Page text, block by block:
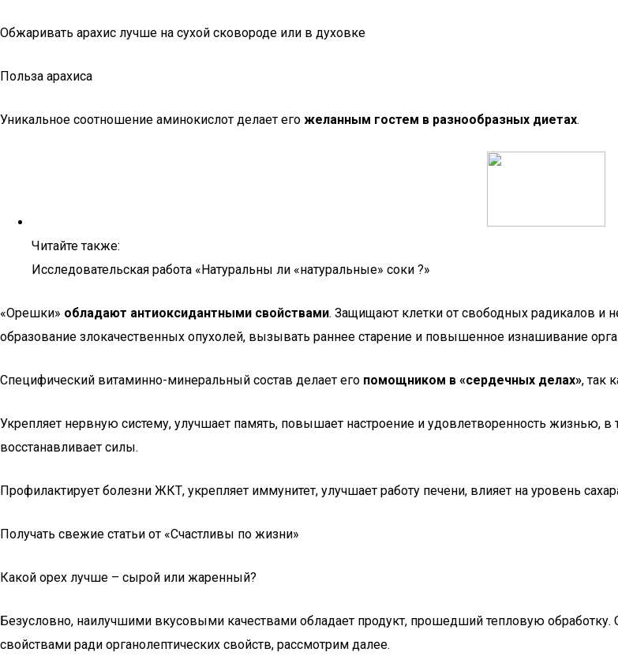
Обжаривать арахис лучше на сухой сковороде или в духовке
Польза арахиса
Уникальное соотношение аминокислот делает его желанным гостем в разнообразных диетах.
Читайте также:
Исследовательская работа «Натуральны ли «натуральные» соки ?»
«Орешки» обладают антиоксидантными свойствами. Защищают клетки от свободных радикалов и
образование злокачественных опухолей, вызывать раннее старение и повышенное изнашивание
Специфический витаминно-минеральный состав делает его помощником в «сердечных делах», так
Укрепляет нервную систему, улучшает память, повышает настроение и удовлетворенность жизнью,
восстанавливает силы.
Профилактирует болезни ЖКТ, укрепляет иммунитет, улучшает работу печени, влияет на уровень
Получать свежие статьи от «Счастливы по жизни»
Какой орех лучше – сырой или жаренный?
Безусловно, наилучшими вкусовыми качествами обладает продукт, прошедший тепловую
свойствами ради органолептических свойств, рассмотрим далее.